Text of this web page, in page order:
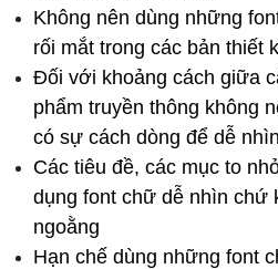
Không nên dùng những
rối mắt trong các bản thiết
Đối với khoảng cách giữa
phẩm truyền thông không
có sự cách dòng để dễ
Các tiêu đề, các mục to
dụng font chữ dễ nhìn chứ
ngoằng
Hạn chế dùng những font